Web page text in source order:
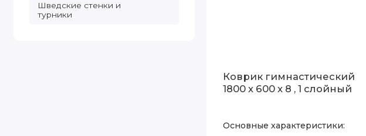
Шведские стенки и
турники
Коврик гимнастический
1800 x 600 x 8 , 1 слойный
Основные характеристики: